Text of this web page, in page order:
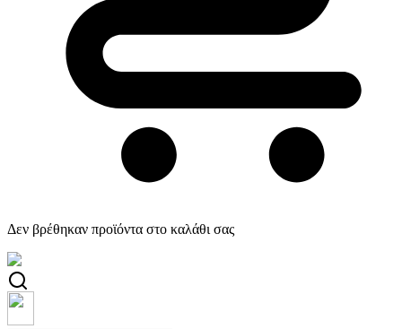
Δεν βρέθηκαν προϊόντα στο καλάθι σας